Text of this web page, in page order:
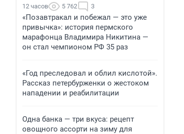
12 часов 5 762 3
«Позавтракал и побежал — это уже
привычка»: история пермского
марафонца Владимира Никитина —
он стал чемпионом РФ 35 раз
«Год преследовал и облил кислотой».
Рассказ петербурженки о жестоком
нападении и реабилитации
Одна банка — три вкуса: рецепт
овощного ассорти на зиму для